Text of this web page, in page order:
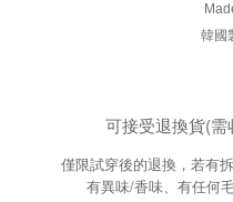
韓國
可接受退換貨(
僅限試穿後的退換，若有
有異味/香味、有任何